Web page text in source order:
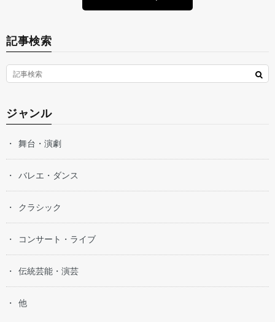
記事検索
ジャンル
舞台・演劇
バレエ・ダンス
クラシック
コンサート・ライブ
伝統芸能・演芸
他